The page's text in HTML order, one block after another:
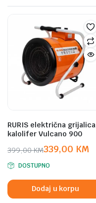
RURIS električna grijalica
kalolifer Vulcano 900
399,00KM
Original
price
was:
399,00 KM.
339,00 KM
Current
price
is:
339,00 KM.
DOSTUPNO
Dodaj u korpu